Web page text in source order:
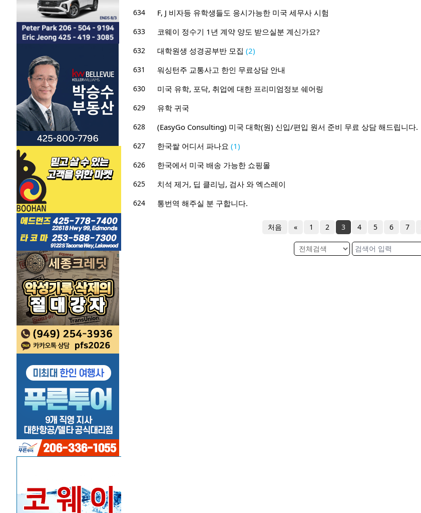
634
F, J 비자등 유학생들도 응시가능한 미국 세무사 시험
633
코웨이 정수기 1년 계약 양도 받으실분 계신가요?
632
대학원생 성경공부반 모집 (2)
631
워싱턴주 교통사고 한인 무료상담 안내
630
미국 유학, 포닥, 취업에 대한 프리미엄정보 쉐어링
629
유학 귀국
628
(EasyGo Consulting) 미국 대학(원) 신입/편입 원서 준비 무료 상담 해드립니다.
627
한국쌀 어디서 파나요 (1)
626
한국에서 미국 배송 가능한 쇼핑몰
625
치석 제거, 딥 클리닝, 검사 와 엑스레이
624
통번역 해주실 분 구합니다.
처음 « 1 2 3 4 5 6 7